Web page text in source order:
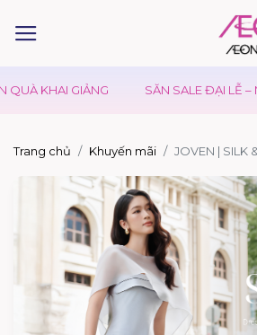
KHAI GIẢNG SĂN SALE ĐẠI LỄ –
Trang chủ Khuyến mãi JOVEN | SILK